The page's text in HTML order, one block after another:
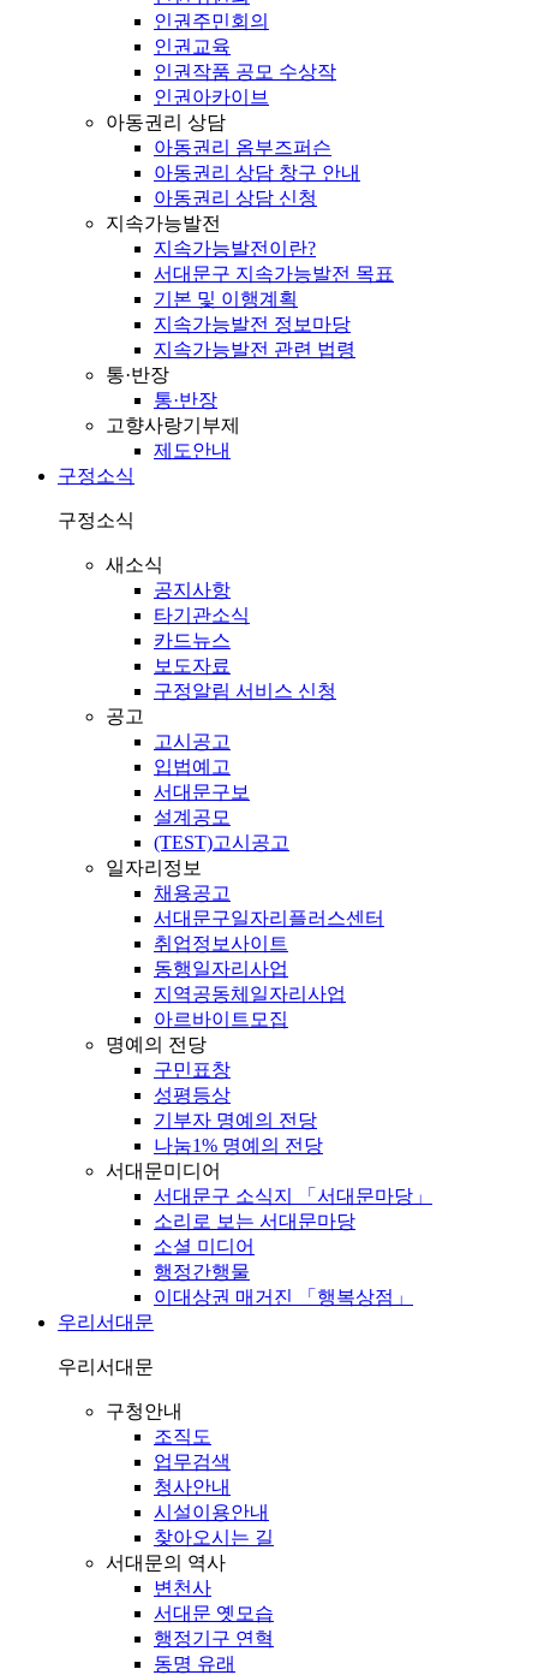
인권주민회의
인권교육
인권작품 공모 수상작
인권아카이브
아동권리 상담
아동권리 옴부즈퍼슨
아동권리 상담 창구 안내
아동권리 상담 신청
지속가능발전
지속가능발전이란?
서대문구 지속가능발전 목표
기본 및 이행계획
지속가능발전 정보마당
지속가능발전 관련 법령
통·반장
통·반장
고향사랑기부제
제도안내
구정소식
구정소식
새소식
공지사항
타기관소식
카드뉴스
보도자료
구정알림 서비스 신청
공고
고시공고
입법예고
서대문구보
설계공모
(TEST)고시공고
일자리정보
채용공고
서대문구일자리플러스센터
취업정보사이트
동행일자리사업
지역공동체일자리사업
아르바이트모집
명예의 전당
구민표창
성평등상
기부자 명예의 전당
나눔1% 명예의 전당
서대문미디어
서대문구 소식지 「서대문마당」
소리로 보는 서대문마당
소셜 미디어
행정간행물
이대상권 매거진 「행복상점」
우리서대문
우리서대문
구청안내
조직도
업무검색
청사안내
시설이용안내
찾아오시는 길
서대문의 역사
변천사
서대문 옛모습
행정기구 연혁
동명 유래